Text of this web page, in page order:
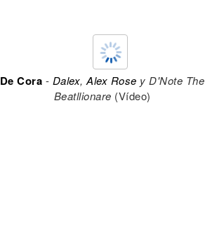
De Cora - Dalex,Alex Rose y D'Note The
Beatllionare (Vídeo)